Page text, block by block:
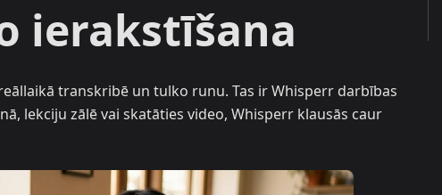
ierakstīšana
transkribē un tulko runu. Tas ir Whisperr darbības
lekciju zālē vai skatāties video, Whisperr klausās caur